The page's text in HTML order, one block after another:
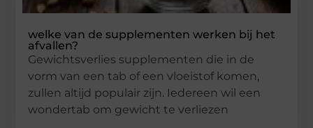
welke van de supplementen werken bij het
afvallen?
Gewichtsverlies supplementen die in de
vorm van een tab of een vloeistof komen,
zullen altijd populair zijn. Iedereen wil een
wondertab om gewicht te verliezen